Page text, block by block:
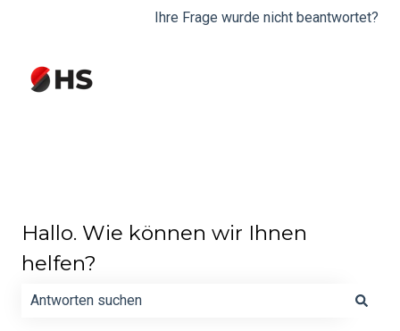
Ihre Frage wurde nicht beantwortet?
Hallo. Wie können wir Ihnen
helfen?